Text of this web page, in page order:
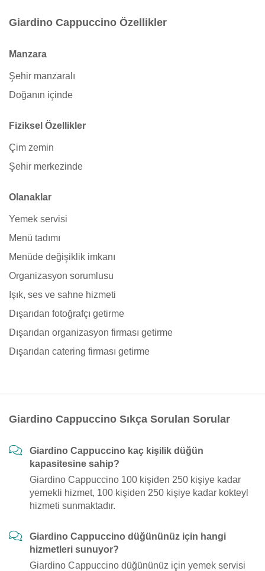
Giardino Cappuccino Özellikler
Manzara
Şehir manzaralı
Doğanın içinde
Fiziksel Özellikler
Çim zemin
Şehir merkezinde
Olanaklar
Yemek servisi
Menü tadımı
Menüde değişiklik imkanı
Organizasyon sorumlusu
Işık, ses ve sahne hizmeti
Dışarıdan fotoğrafçı getirme
Dışarıdan organizasyon firması getirme
Dışarıdan catering firması getirme
Giardino Cappuccino Sıkça Sorulan Sorular
Giardino Cappuccino kaç kişilik düğün
kapasitesine sahip?
Giardino Cappuccino 100 kişiden 250 kişiye kadar
yemekli hizmet, 100 kişiden 250 kişiye kadar kokteyl
hizmeti sunmaktadır.
Giardino Cappuccino düğününüz için hangi
hizmetleri sunuyor?
Giardino Cappuccino düğününüz için yemek servisi